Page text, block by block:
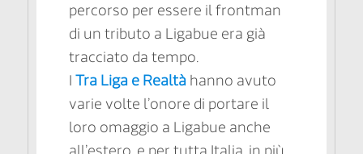
percorso per essere il frontman
di un tributo a Ligabue era già
tracciato da tempo.
​I Tra Liga e Realtà hanno avuto
varie volte l’onore di portare il
loro omaggio a Ligabue anche
all’estero, e per tutta Italia, in più